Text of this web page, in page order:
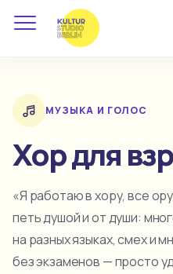
МУЗЫКА И ГОЛОС
Хор для
«Я работаю в хору, все
петь душой и от души:
на разных языках, смех и
без экзаменов — просто